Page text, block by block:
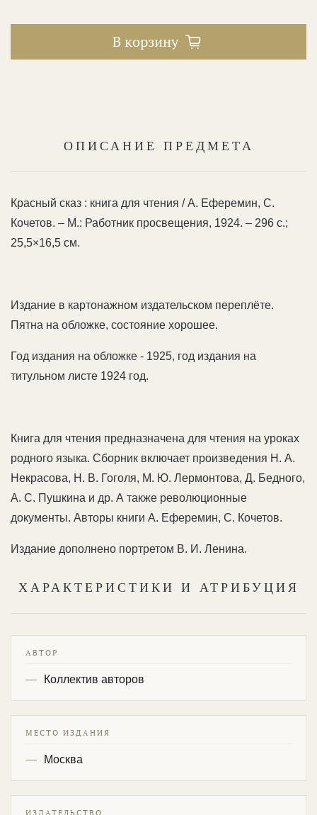
В корзину
ОПИСАНИЕ ПРЕДМЕТА
Красный сказ : книга для чтения / А. Еферемин, С.
Кочетов. – М.: Работник просвещения, 1924. – 296 с.;
25,5×16,5 см.
Издание в картонажном издательском переплёте.
Пятна на обложке, состояние хорошее.
Год издания на обложке - 1925, год издания на
титульном листе 1924 год.
Книга для чтения предназначена для чтения на уроках
родного языка. Сборник включает произведения Н. А.
Некрасова, Н. В. Гоголя, М. Ю. Лермонтова, Д. Бедного,
А. С. Пушкина и др. А также революционные
документы. Авторы книги А. Еферемин, С. Кочетов.
Издание дополнено портретом В. И. Ленина.
ХАРАКТЕРИСТИКИ И АТРИБУЦИЯ
АВТОР
Коллектив авторов
МЕСТО ИЗДАНИЯ
Москва
ИЗДАТЕЛЬСТВО